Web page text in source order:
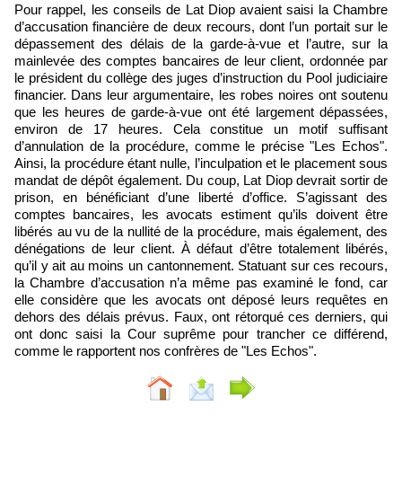
Pour rappel, les conseils de Lat Diop avaient saisi la Chambre
d’accusation financière de deux recours, dont l’un portait sur le
dépassement des délais de la garde-à-vue et l’autre, sur la
mainlevée des comptes bancaires de leur client, ordonnée par
le président du collège des juges d’instruction du Pool judiciaire
financier. Dans leur argumentaire, les robes noires ont soutenu
que les heures de garde-à-vue ont été largement dépassées,
environ de 17 heures. Cela constitue un motif suffisant
d’annulation de la procédure, comme le précise "Les Echos".
Ainsi, la procédure étant nulle, l’inculpation et le placement sous
mandat de dépôt également. Du coup, Lat Diop devrait sortir de
prison, en bénéficiant d’une liberté d’office. S’agissant des
comptes bancaires, les avocats estiment qu’ils doivent être
libérés au vu de la nullité de la procédure, mais également, des
dénégations de leur client. À défaut d’être totalement libérés,
qu’il y ait au moins un cantonnement. Statuant sur ces recours,
la Chambre d’accusation n’a même pas examiné le fond, car
elle considère que les avocats ont déposé leurs requêtes en
dehors des délais prévus. Faux, ont rétorqué ces derniers, qui
ont donc saisi la Cour suprême pour trancher ce différend,
comme le rapportent nos confrères de "Les Echos".